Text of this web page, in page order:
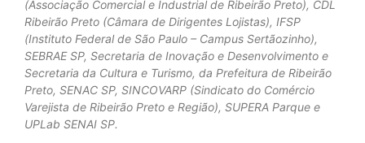
(Associação Comercial e Industrial de Ribeirão Preto), CDL
Ribeirão Preto (Câmara de Dirigentes Lojistas), IFSP
(Instituto Federal de São Paulo – Campus Sertãozinho),
SEBRAE SP, Secretaria de Inovação e Desenvolvimento e
Secretaria da Cultura e Turismo, da Prefeitura de Ribeirão
Preto, SENAC SP, SINCOVARP (Sindicato do Comércio
Varejista de Ribeirão Preto e Região), SUPERA Parque e
UPLab SENAI SP.